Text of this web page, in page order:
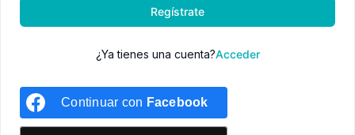
Regístrate
¿Ya tienes una cuenta?Acceder
Continuar con Facebook